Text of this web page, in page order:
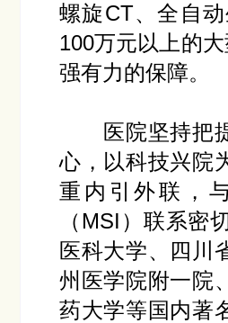
螺旋CT、全自
100万元以上的
强有力的保障。
医院坚持把提
心，以科技兴院
重内引外联，
（MSI）联系密
医科大学、四川
州医学院附一院
药大学等国内著